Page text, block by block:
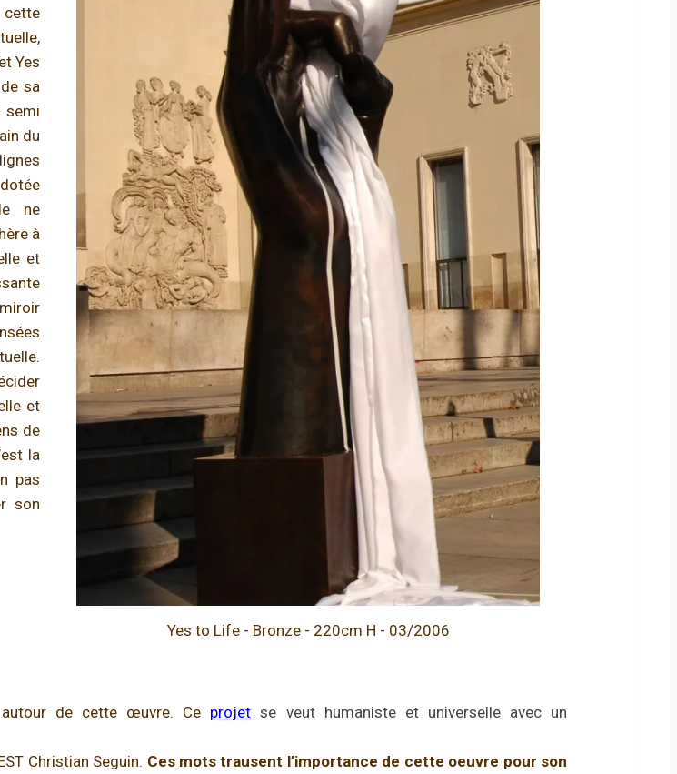
Yes
sa
du
ne
à
et
et
de
la
pas
son
Yes to Life - Bronze - 220cm H - 03/2006
autour de cette œuvre. Ce projet se veut humaniste et universelle avec un
Christian Seguin. Ces mots trausent l’importance de cette oeuvre pour son